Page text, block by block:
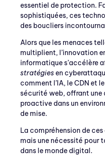
essentiel de protection.
sophistiquées, ces
des boucliers
Alors que les menaces
multiplient, l’innovation
informatique s’accélère
stratégies en
comment l’IA, le CDN et
sécurité web, offrant une
proactive dans un
de mise.
La compréhension de ces
mais une nécessité pour
dans le monde digital.